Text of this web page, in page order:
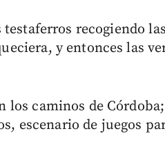
recogiendo
y entonces las
los caminos de
escenario de juegos